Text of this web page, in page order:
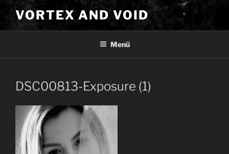
Zum
Inhalt
springen
VORTEX AND VOID
Menü
DSC00813-Exposure (1)